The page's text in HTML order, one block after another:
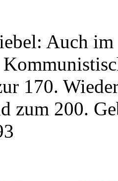
Auch im
170.
zum 200.